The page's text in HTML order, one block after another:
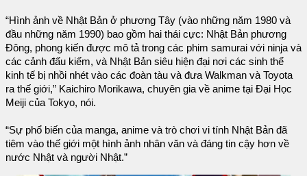
“Hình ảnh về Nhật Bản ở phương Tây (vào những năm 1980 và
đầu những năm 1990) bao gồm hai thái cực: Nhật Bản phương
Đông, phong kiến được mô tả trong các phim samurai với ninja và
các cảnh đấu kiếm, và Nhật Bản siêu hiện đại nơi các sinh thể
kinh tế bị nhồi nhét vào các đoàn tàu và đưa Walkman và Toyota
ra thế giới,” Kaichiro Morikawa, chuyên gia về anime tại Đại Học
Meiji của Tokyo, nói.
“Sự phổ biến của manga, anime và trò chơi vi tính Nhật Bản đã
tiêm vào thế giới một hình ảnh nhân văn và đáng tin cậy hơn về
nước Nhật và người Nhật.”